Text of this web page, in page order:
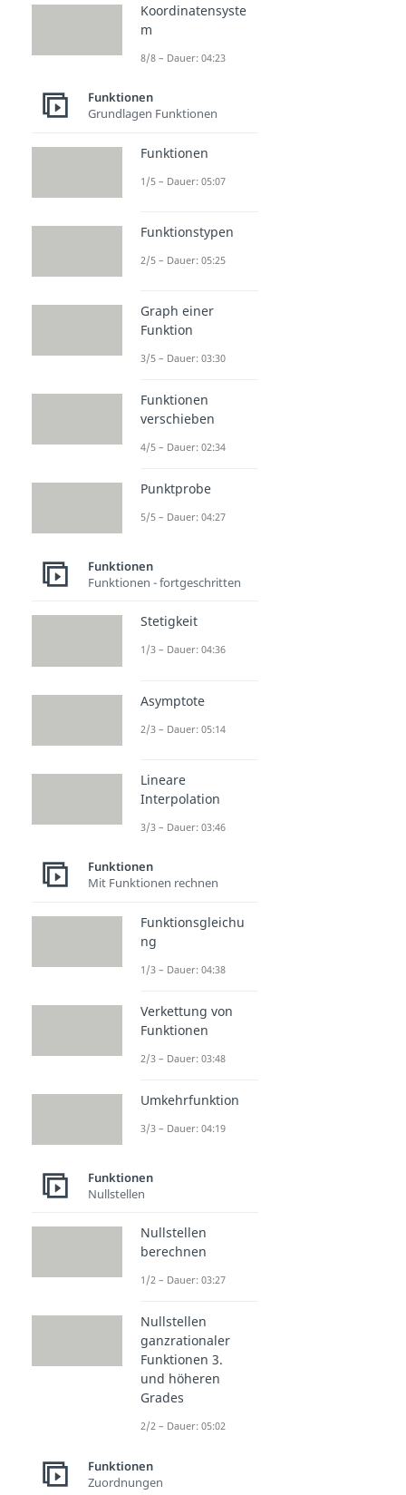
Koordinatensyste
m
8/8 – Dauer: 04:23
Funktionen
Grundlagen Funktionen
Funktionen
1/5 – Dauer: 05:07
Funktionstypen
2/5 – Dauer: 05:25
Graph einer
Funktion
3/5 – Dauer: 03:30
Funktionen
verschieben
4/5 – Dauer: 02:34
Punktprobe
5/5 – Dauer: 04:27
Funktionen
Funktionen - fortgeschritten
Stetigkeit
1/3 – Dauer: 04:36
Asymptote
2/3 – Dauer: 05:14
Lineare
Interpolation
3/3 – Dauer: 03:46
Funktionen
Mit Funktionen rechnen
Funktionsgleichu
ng
1/3 – Dauer: 04:38
Verkettung von
Funktionen
2/3 – Dauer: 03:48
Umkehrfunktion
3/3 – Dauer: 04:19
Funktionen
Nullstellen
Nullstellen
berechnen
1/2 – Dauer: 03:27
Nullstellen
ganzrationaler
Funktionen 3.
und höheren
Grades
2/2 – Dauer: 05:02
Funktionen
Zuordnungen